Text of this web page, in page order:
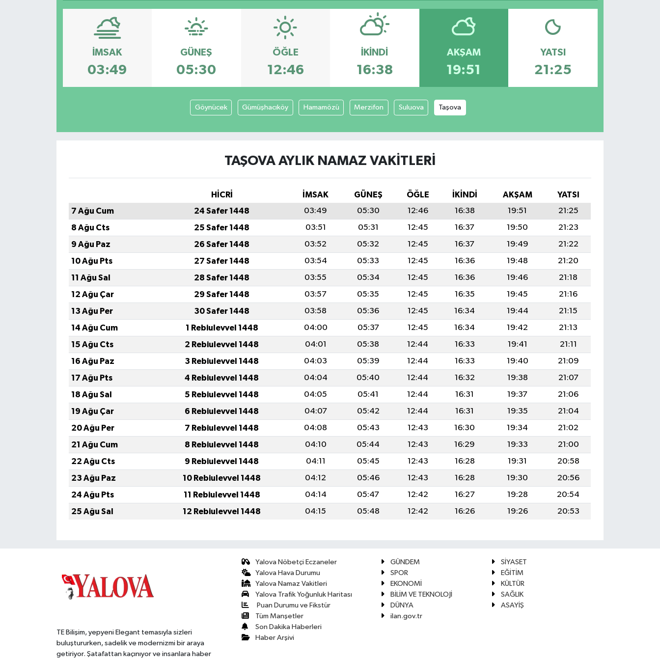
İMSAK
03:49
GÜNEŞ
05:30
ÖĞLE
12:46
İKINDI
16:38
AKŞAM
19:51
YATSI
21:25
Göynücek Gümüşhacıköy Hamamözü Merzifon Suluova Taşova
TAŞOVA AYLIK NAMAZ VAKITLERI
HİCRİ İMSAK GÜNEŞ ÖĞLE İKINDI AKŞAM
YATSI
7 Ağu Cum
24 Safer 1448 03:49 05:30 12:46 16:38 19:51
21:25
8 Ağu Cts
25 Safer 1448 03:51 05:31 12:45 16:37 19:50
21:23
9 Ağu Paz
26 Safer 1448 03:52 05:32 12:45 16:37 19:49
21:22
10 Ağu Pts
27 Safer 1448 03:54 05:33 12:45 16:36 19:48
21:20
11 Ağu Sal
28 Safer 1448 03:55 05:34 12:45 16:36 19:46
21:18
12 Ağu Çar
29 Safer 1448 03:57 05:35 12:45 16:35 19:45
21:16
13 Ağu Per
30 Safer 1448 03:58 05:36 12:45 16:34 19:44
21:15
14 Ağu Cum
1 Rebiulevvel 1448 04:00 05:37 12:45 16:34 19:42
21:13
15 Ağu Cts
2 Rebiulevvel 1448 04:01 05:38 12:44 16:33 19:41
21:11
16 Ağu Paz
3 Rebiulevvel 1448 04:03 05:39 12:44 16:33 19:40
21:09
17 Ağu Pts
4 Rebiulevvel 1448 04:04 05:40 12:44 16:32 19:38
21:07
18 Ağu Sal
5 Rebiulevvel 1448 04:05 05:41 12:44 16:31 19:37
21:06
19 Ağu Çar
6 Rebiulevvel 1448 04:07 05:42 12:44 16:31 19:35
21:04
20 Ağu Per
7 Rebiulevvel 1448 04:08 05:43 12:43 16:30 19:34
21:02
21 Ağu Cum
8 Rebiulevvel 1448 04:10 05:44 12:43 16:29 19:33
21:00
22 Ağu Cts
9 Rebiulevvel 1448 04:11 05:45 12:43 16:28 19:31
20:58
23 Ağu Paz
10 Rebiulevvel 1448 04:12 05:46 12:43 16:28 19:30
20:56
24 Ağu Pts
11 Rebiulevvel 1448 04:14 05:47 12:42 16:27 19:28
20:54
25 Ağu Sal
12 Rebiulevvel 1448 04:15 05:48 12:42 16:26 19:26 20:53
TE Bilişim, yepyeni Elegant temasıyla sizleri
buluştururken, sadelik ve modernizmi bir araya
getiriyor. Şatafattan kaçınıyor ve insanlara haber
Yalova Nöbetçi Eczaneler
Yalova Hava Durumu
Yalova Namaz Vakitleri
Yalova Trafik Yoğunluk Haritası
Puan Durumu ve Fikstür
Tüm Manşetler
Son Dakika Haberleri
Haber Arşivi
GÜNDEM
SİYASET
SPOR
EĞİTİM
EKONOMİ
KÜLTÜR
BİLİM VE TEKNOLOJİ
SAĞLIK
DÜNYA
ASAYİŞ
ilan.gov.tr